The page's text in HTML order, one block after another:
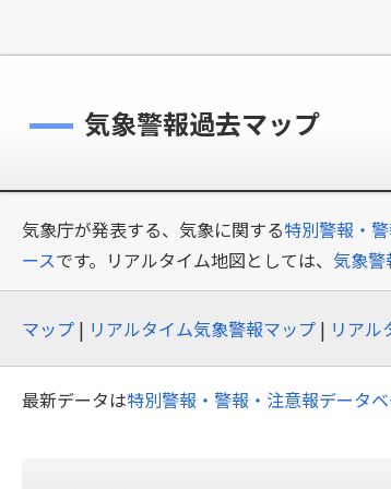
気象警報過去マップ
気象庁が発表する、気象に関する特別警報・
ースです。リアルタイム地図としては、 気象警
マップ | リアルタイム気象警報マップ | リアル
最新データは特別警報・警報・注意報データ